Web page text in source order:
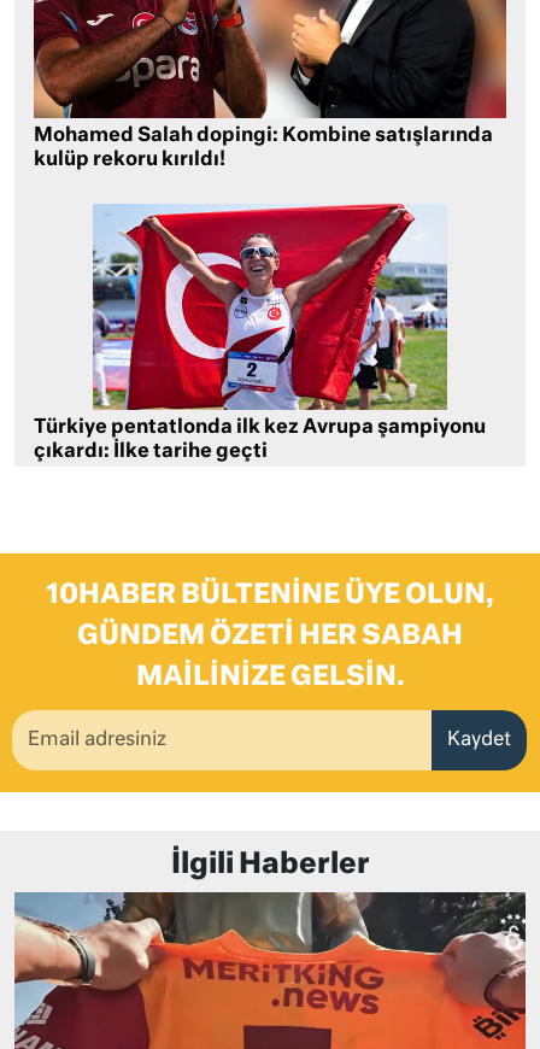
Mohamed Salah dopingi: Kombine satışlarında
kulüp rekoru kırıldı!
Türkiye pentatlonda ilk kez Avrupa şampiyonu
çıkardı: İlke tarihe geçti
10HABER BÜLTENINE ÜYE OLUN,
GÜNDEM ÖZETI HER SABAH
MAILINIZE GELSIN.
Kaydet
İlgili Haberler